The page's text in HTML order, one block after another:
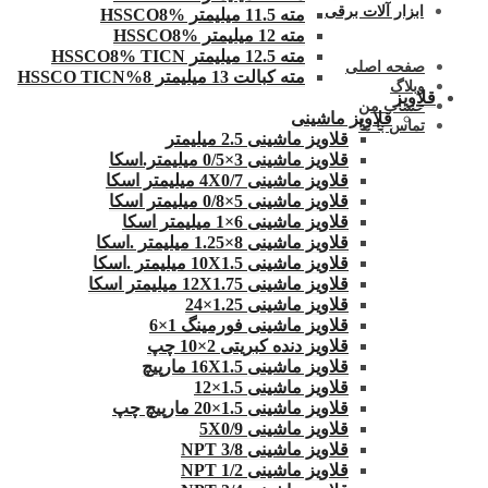
ابزار آلات برقی
صفحه اصلی
وبلاگ
حساب من
تماس با ما
مته 11.5 میلیمتر HSSCO8%
مته 12 میلیمتر HSSCO8%
مته 12.5 میلیمتر HSSCO8% TICN
مته کبالت 13 میلیمتر 8%HSSCO TICN
قلاویز
قلاویز ماشینی
قلاویز ماشینی 2.5 میلیمتر
قلاویز ماشینی 3×0/5 میلیمتر.اسکا
قلاویز ماشینی 4X0/7 میلیمتر اسکا
قلاویز ماشینی 5×0/8 میلیمتر اسکا
قلاویز ماشینی 6×1 میلیمتر اسکا
قلاویز ماشینی 8×1.25 میلیمتر .اسکا
قلاویز ماشینی 10X1.5 میلیمتر .اسکا
قلاویز ماشینی 12X1.75 میلیمتر اسکا
قلاویز ماشینی 1.25×24
قلاویز ماشینی فورمینگ 1×6
قلاویز دنده کبریتی 2×10 چپ
قلاویز ماشینی 16X1.5 مارپیچ
قلاویز ماشینی 1.5×12
قلاویز ماشینی 1.5×20 مارپیچ چپ
قلاویز ماشینی 5X0/9
قلاویز ماشینی 3/8 NPT
قلاویز ماشینی 1/2 NPT